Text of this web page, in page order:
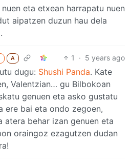
eta etxean harrapatu nuen
aipatzen duzun hau dela
A 1 · 5 years ago
dugu: Shushi Panda. Kate
Valentzian… gu Bilbokoan
genuen eta asko gustatu
ere bai eta ondo zegoen,
atera behar izan genuen eta
oraingoz ezagutzen dudan